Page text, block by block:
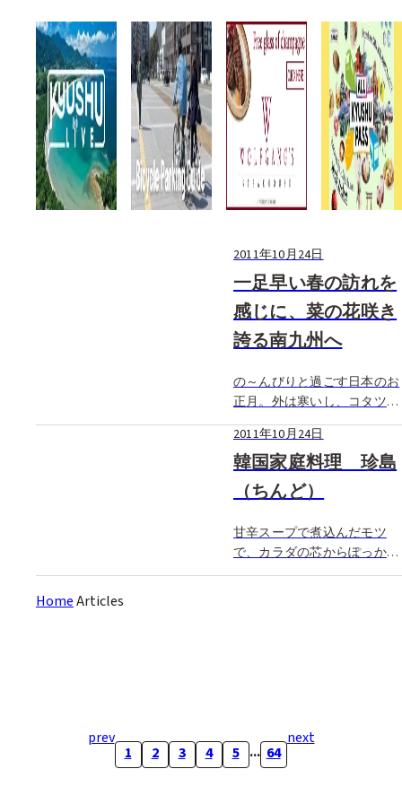
香りというわけではなく(も
ちろんそれもあるけど)、
「ここはきっと美味しい料理
を出してくれるに違いない」
という直感に […]
2011年10月24日
一足早い春の訪れを
感じに、菜の花咲き
誇る南九州へ
の～んびりと過ごす日本のお
正月。外は寒いし、コタツに
入ってミカンを食べて家の中
に閉じこもって…なんて日々
でだらけた体をリフレッシュ
させるべく、こんな時こそ新
鮮な空気を吸いに出かけなく
メしたいのが […]
2011年10月24日
韓国家庭料理 珍島
（ちんど）
甘辛スープで煮込んだモツ
で、カラダの芯からぽっかぽ
か 真冬に汗かきながら、
HomeArticles
prev next
1 2 3 4 5 ... 64